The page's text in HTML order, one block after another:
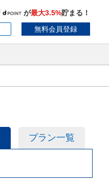
が最大3.5%貯まる！
無料会員登録
プラン一覧